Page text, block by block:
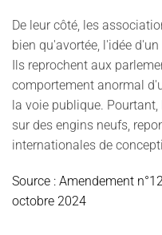
De leur côté, les
bien qu'avortée, l'idée
Ils reprochent aux
comportement anormal
la voie publique.
sur des engins neufs,
internationales de
Source : Amendement
octobre 2024